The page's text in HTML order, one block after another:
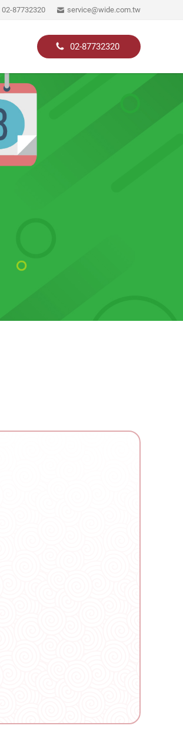
service@wide.com.tw
02-87732320
02-87732320